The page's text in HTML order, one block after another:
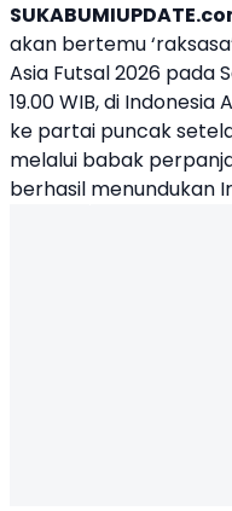
akan bertemu
Asia Futsal 2026 pada
19.00 WIB, di
ke partai puncak
melalui babak
berhasil menundukan